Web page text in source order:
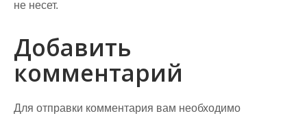
не несет.
Добавить
комментарий
Для отправки комментария вам необходимо